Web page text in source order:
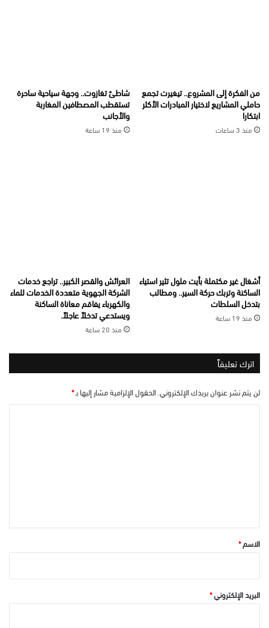
من الفكرة إلى المشروع.. تيغيرت تجمع
حاملي المشاريع لاختيار المبادرات الأكثر
ابتكارا
منذ 3 ساعات
شاطئ تغازوت.. وجهة سياحية ساحرة
تستقطب المصطافين المغاربة
والأجانب
منذ 19 ساعة
أشغال غير مكتملة بأيت ملول تثير استياء
الساكنة وتربك حركة السير.. ومطالب
بتدخل السلطات
منذ 19 ساعة
العرائش والقصر الكبير.. تراجع خدمات
الشركة الجهوية متعددة الخدمات للماء
والكهرباء يفاقم معاناة الساكنة
ويستدعي تدخلاً عاجلاً.
منذ 20 ساعة
اترك تعليقاً
لن يتم نشر عنوان بريدك الإلكتروني. الحقول الإلزامية مشار إليها بـ*
*الاسم*
البريد الإلكتروني*